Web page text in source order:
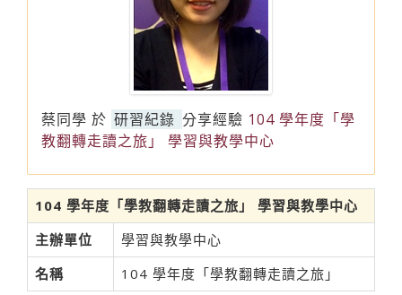
蔡同學 於 研習紀錄 分享經驗 104 學年度「學
教翻轉走讀之旅」 學習與教學中心
104 學年度「學教翻轉走讀之旅」 學習與教學中心
主辦單位
學習與教學中心
名稱
104 學年度「學教翻轉走讀之旅」